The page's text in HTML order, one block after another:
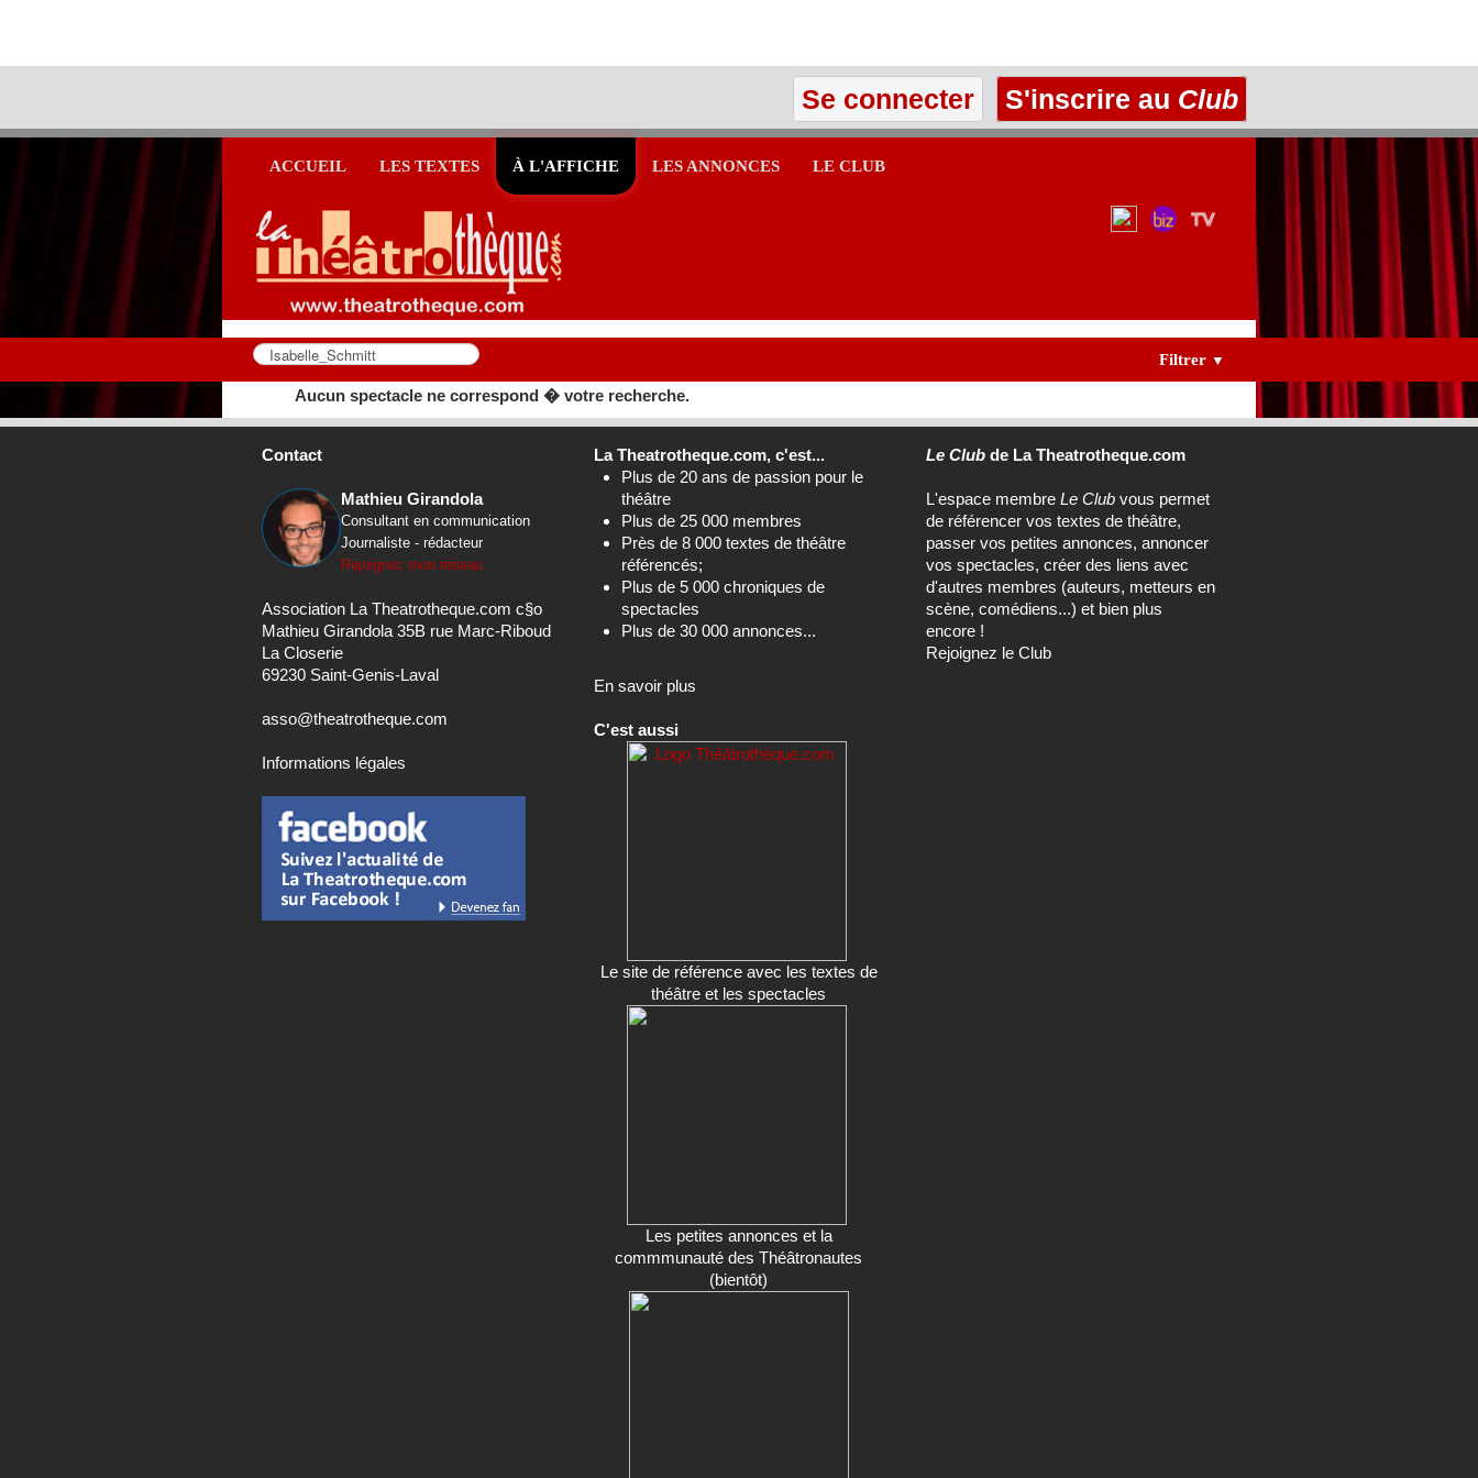
Se connecter S'inscrire au Club
ACCUEIL LES TEXTES À L'AFFICHE LES ANNONCES LE CLUB
Filtrer ▼
Aucun spectacle ne correspond � votre recherche.
Contact
Mathieu Girandola
Consultant en communication
Journaliste - rédacteur
Rejoignez mon réseau
Association La Theatrotheque.com c§o
Mathieu Girandola 35B rue Marc-Riboud
La Closerie
69230 Saint-Genis-Laval
asso@theatrotheque.com
Informations légales
La Theatrotheque.com, c'est...
Plus de 20 ans de passion pour le
théâtre
Plus de 25 000 membres
Près de 8 000 textes de théâtre
référencés;
Plus de 5 000 chroniques de
spectacles
Plus de 30 000 annonces...
En savoir plus
C'est aussi
Le site de référence avec les textes de
théâtre et les spectacles
Les petites annonces et la
commmunauté des Théâtronautes
(bientôt)
Le Club de La Theatrotheque.com
L'espace membreLe Club vous permet
de référencer vos textes de théâtre,
passer vos petites annonces, annoncer
vos spectacles, créer des liens avec
d'autres membres (auteurs, metteurs en
scène, comédiens...) et bien plus
encore !
Rejoignez le Club